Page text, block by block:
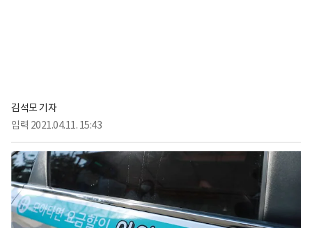
김석모 기자
입력 2021.04.11. 15:43